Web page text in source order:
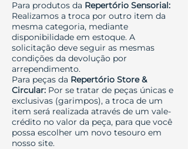
Para produtos da Repertório Sensorial:
Realizamos a troca por outro item da
mesma categoria, mediante
disponibilidade em estoque. A
solicitação deve seguir as mesmas
condições da devolução por
arrependimento.
Para peças da Repertório Store &
Circular: Por se tratar de peças únicas e
exclusivas (garimpos), a troca de um
item será realizada através de um vale-
crédito no valor da peça, para que você
possa escolher um novo tesouro em
nosso site.